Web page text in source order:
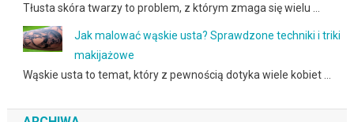
Tłusta skóra twarzy to problem, z którym zmaga się wielu …
Jak malować wąskie usta? Sprawdzone techniki i triki
makijażowe
Wąskie usta to temat, który z pewnością dotyka wiele kobiet …